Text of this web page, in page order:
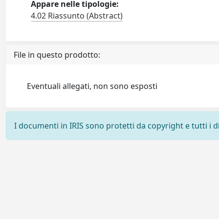
Appare nelle tipologie:
4.02 Riassunto (Abstract)
File in questo prodotto:
Eventuali allegati, non sono esposti
I documenti in IRIS sono protetti da copyright e tutti i